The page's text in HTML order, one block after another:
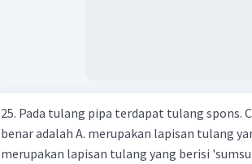
25. Pada tulang pipa terdapat tulang spons.
benar adalah A. merupakan lapisan tulang
merupakan lapisan tulang yang berisi